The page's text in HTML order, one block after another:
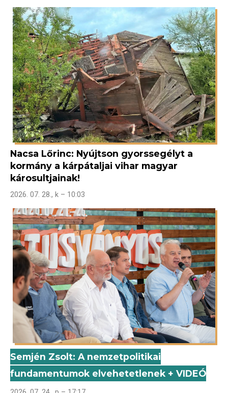
Nacsa Lőrinc: Nyújtson gyorssegélyt a
kormány a kárpátaljai vihar magyar
károsultjainak!
2026. 07. 28., k – 10:03
Semjén Zsolt: A nemzetpolitikai
fundamentumok elvehetetlenek + VIDEÓ